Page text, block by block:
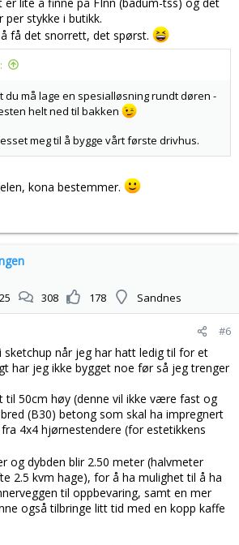
stykke i butikk.
få det snorrett, det spørst.
du må lage en spesialløsning rundt døren -
helt ned til bakken
meg til å bygge vårt første drivhus.
kona bestemmer.
308 178 Sandnes
#6
sketchup når jeg har hatt ledig til for et
har jeg ikke bygget noe før så jeg trenger
til 50cm høy (denne vil ikke være fast og
(B30) betong som skal ha impregnert
4x4 hjørnestendere (for estetikkens
og dybden blir 2.50 meter (halvmeter
2.5 kvm hage), for å ha mulighet til å ha
til oppbevaring, samt en mer
også tilbringe litt tid med en kopp kaffe